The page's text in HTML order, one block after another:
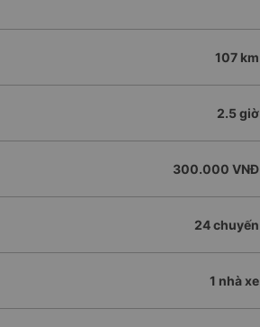
107 km
2.5 giờ
300.000 VNĐ
24 chuyến
1 nhà xe